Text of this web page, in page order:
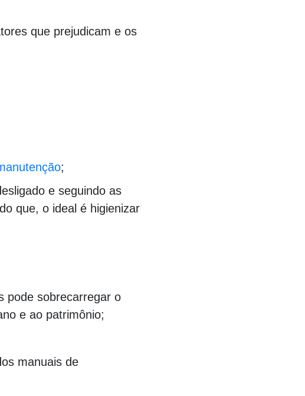
que prejudicam e os
;
e seguindo as
que, o ideal é higienizar
pode sobrecarregar o
e ao patrimônio;
manuais de